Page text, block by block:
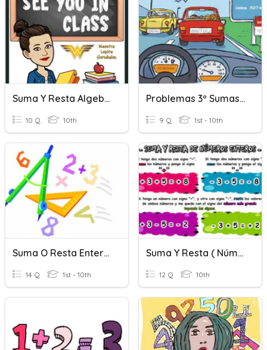
Suma Y Resta Algebraica
10 Q 10th
Problemas 3º Sumas Y Restas
9 Q 1st - 10th
Suma O Resta Enteros
14 Q 1st - 10th
Suma Y Resta ( Números Enteros )
12 Q 10th